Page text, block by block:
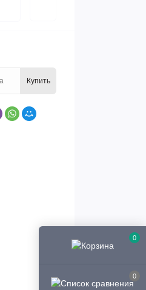
0
0
Купить